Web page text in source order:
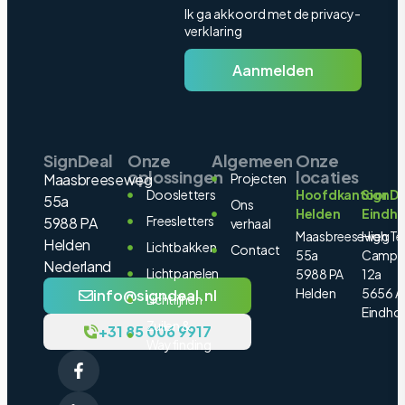
Ik ga akkoord met de privacy-
verklaring
Aanmelden
SignDeal
Maasbreeseweg
55a
5988 PA
Helden
Nederland
info@signdeal.nl
+31 85 006 9917
Onze
oplossingen
Doosletters
Freesletters
Lichtbakken
Lichtpanelen
Lichtlijnen
Zuilen &
Algemeen
Projecten
Ons
verhaal
Contact
Onze
locaties
Hoofdkantoor
Helden
Maasbreeseweg
55a
5988 PA
Helden
High
12a
5656